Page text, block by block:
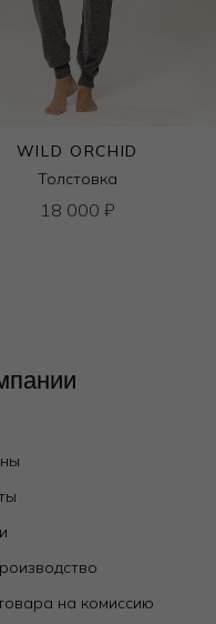
WILD ORCHID
Толстовка
18 000 ₽
на комиссию